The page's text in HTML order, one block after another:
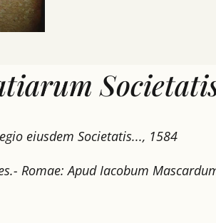
eiusdem Societatis..., 1584
Romae: Apud Iacobum